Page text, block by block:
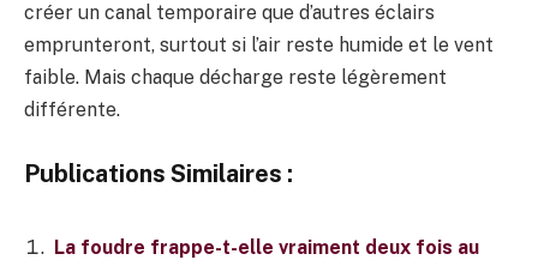
créer un canal temporaire que d’autres éclairs
emprunteront, surtout si l’air reste humide et le vent
faible. Mais chaque décharge reste légèrement
différente.
Publications Similaires :
La foudre frappe-t-elle vraiment deux fois au